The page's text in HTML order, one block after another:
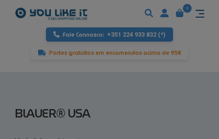
Fale Connosco: +351 224 933 832 (*)
Portes gratuitos em encomendas acima de 95€
0
BLAUER® USA